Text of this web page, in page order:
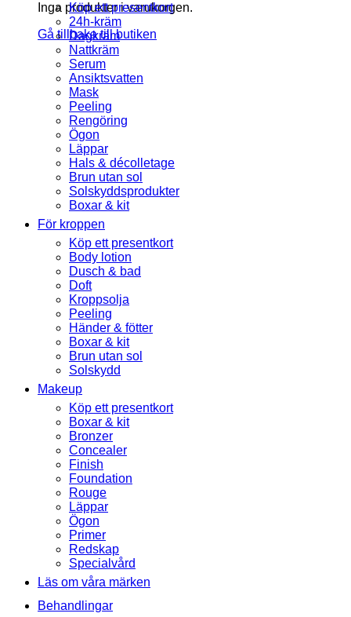
Inga produkter i varukorgen.
Gå tillbaka till butiken
Köp ett presentkort
24h-kräm
Dagkräm
Nattkräm
Serum
Ansiktsvatten
Mask
Peeling
Rengöring
Ögon
Läppar
Hals & décolletage
Brun utan sol
Solskyddsprodukter
Boxar & kit
För kroppen
Köp ett presentkort
Body lotion
Dusch & bad
Doft
Kroppsolja
Peeling
Händer & fötter
Boxar & kit
Brun utan sol
Solskydd
Makeup
Köp ett presentkort
Boxar & kit
Bronzer
Concealer
Finish
Foundation
Rouge
Läppar
Ögon
Primer
Redskap
Specialvård
Läs om våra märken
Behandlingar